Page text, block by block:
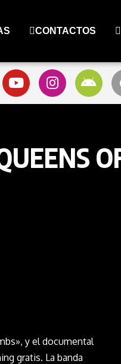
CONTACTOS
y el documental
gratis. La banda